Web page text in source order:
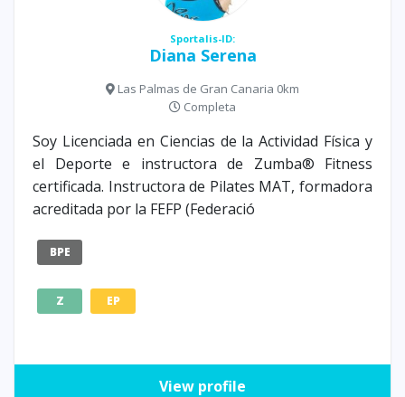
Sportalis-ID:
Diana Serena
Las Palmas de Gran Canaria 0km
Completa
Soy Licenciada en Ciencias de la Actividad Física y
el Deporte e instructora de Zumba® Fitness
certificada. Instructora de Pilates MAT, formadora
acreditada por la FEFP (Federació
BPE
Z EP
View profile